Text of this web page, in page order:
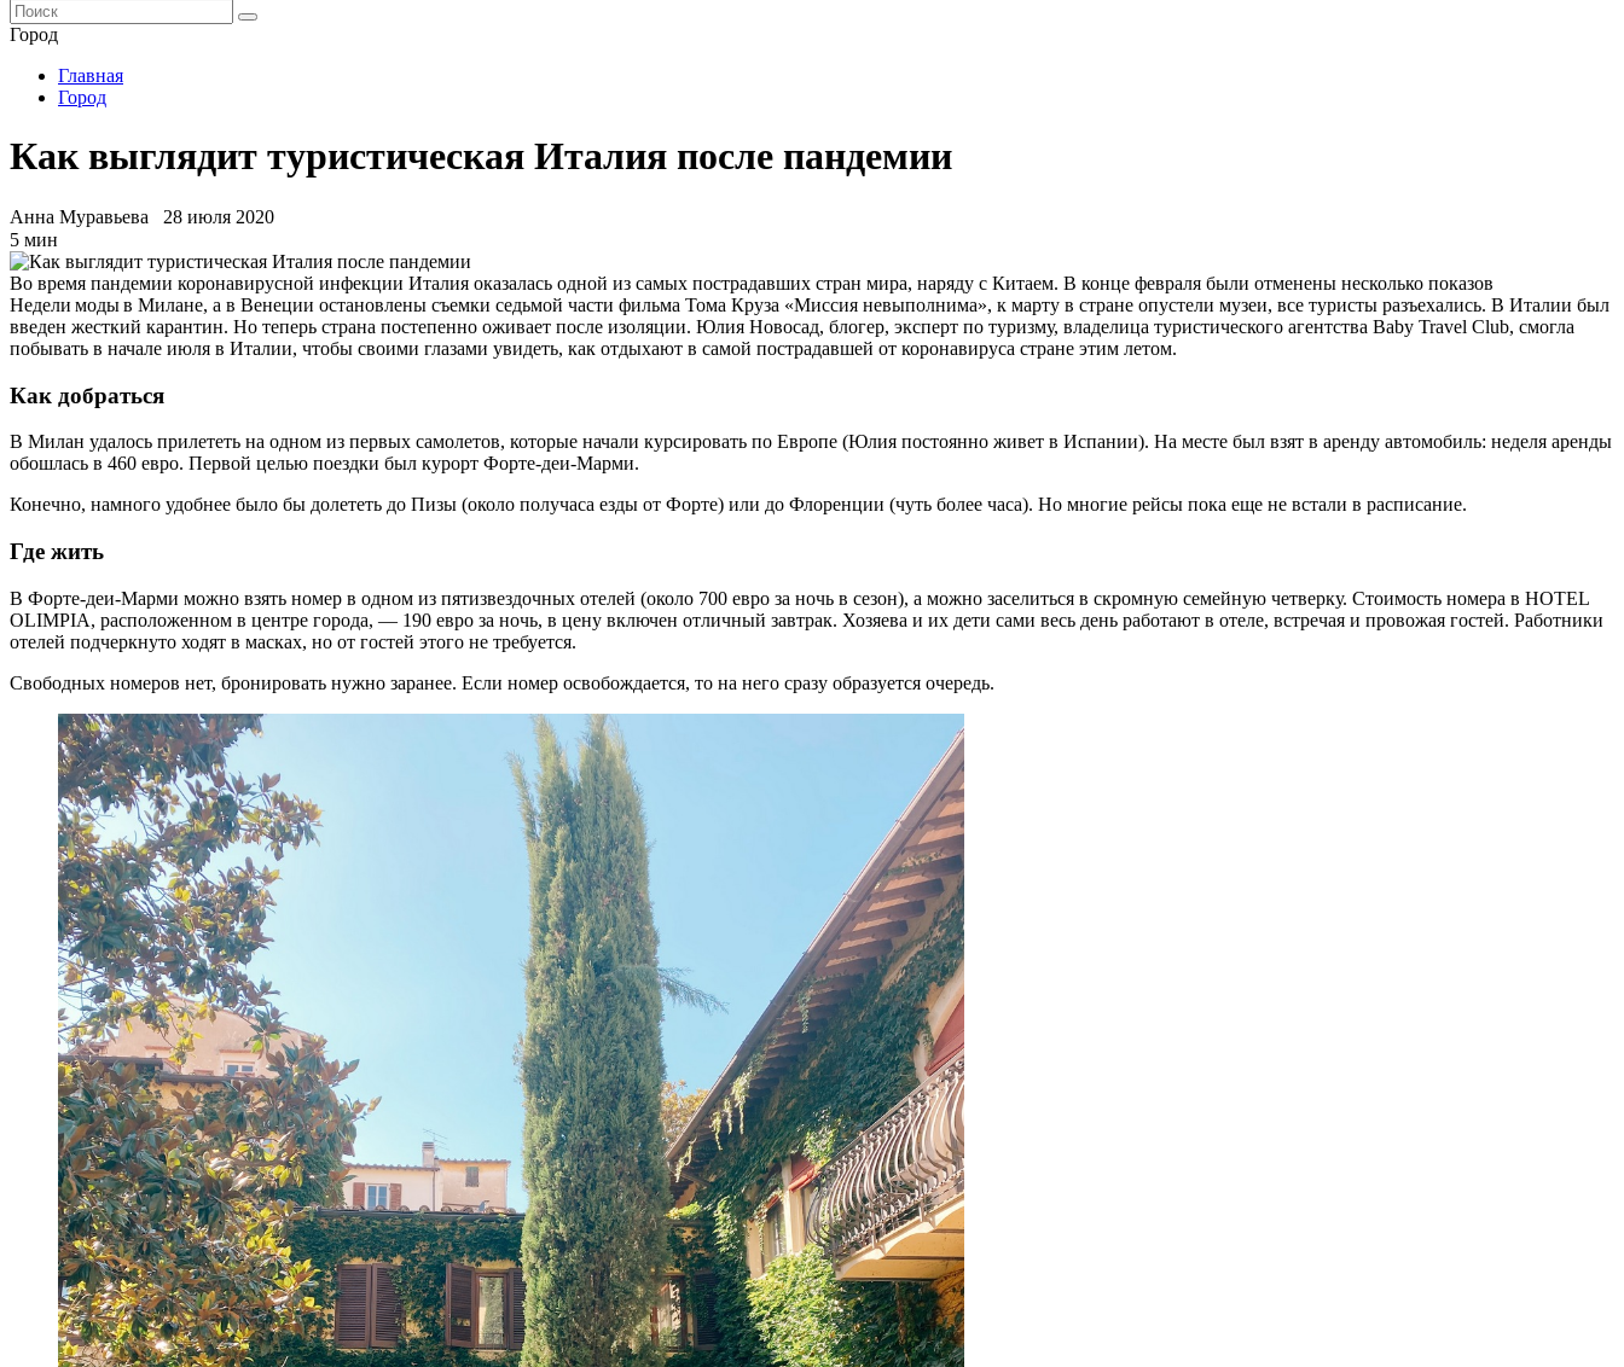
Город
Главная
Город
Как выглядит туристическая Италия после пандемии
Анна Муравьева
28 июля 2020
5 мин
Во время пандемии коронавирусной инфекции Италия оказалась одной из самых пострадавших стран мира, наряду с Китаем. В конце февраля были отменены несколько показов
Недели моды в Милане, а в Венеции остановлены съемки седьмой части фильма Тома Круза «Миссия невыполнима», к марту в стране опустели музеи, все туристы разъехались. В Италии был
введен жесткий карантин. Но теперь страна постепенно оживает после изоляции. Юлия Новосад, блогер, эксперт по туризму, владелица туристического агентства Baby Travel Club, смогла
побывать в начале июля в Италии, чтобы своими глазами увидеть, как отдыхают в самой пострадавшей от коронавируса стране этим летом.
Как добраться
В Милан удалось прилететь на одном из первых самолетов, которые начали курсировать по Европе (Юлия постоянно живет в Испании). На месте был взят в аренду автомобиль: неделя аренды
обошлась в 460 евро. Первой целью поездки был курорт Форте-деи-Марми.
Конечно, намного удобнее было бы долететь до Пизы (около получаса езды от Форте) или до Флоренции (чуть более часа). Но многие рейсы пока еще не встали в расписание.
Где жить
В Форте-деи-Марми можно взять номер в одном из пятизвездочных отелей (около 700 евро за ночь в сезон), а можно заселиться в скромную семейную четверку. Стоимость номера в HOTEL
OLIMPIA, расположенном в центре города, — 190 евро за ночь, в цену включен отличный завтрак. Хозяева и их дети сами весь день работают в отеле, встречая и провожая гостей. Работники
отелей подчеркнуто ходят в масках, но от гостей этого не требуется.
Свободных номеров нет, бронировать нужно заранее. Если номер освобождается, то на него сразу образуется очередь.